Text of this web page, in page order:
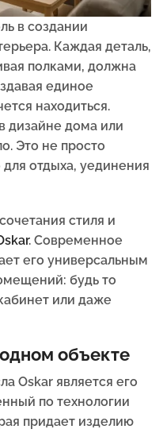
в создании
Каждая деталь,
полками, должна
единое
находиться.
дизайне дома или
Это не просто
отдыха, уединения
стиля и
. Современное
его универсальным
будь то
или даже
объекте
Oskar является его
по технологии
придает изделию